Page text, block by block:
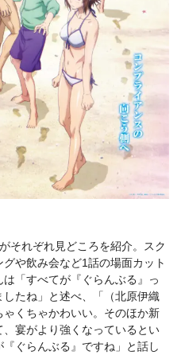
それぞれ見どころを紹介。スク
や飲み会など1話の場面カット
「すべてが『ぐらんぶる』っ
たね」と述べ、「（北原伊織
くちゃかわいい。そのほか新
宴がより強くなっているとい
ぐらんぶる』ですね」と話し